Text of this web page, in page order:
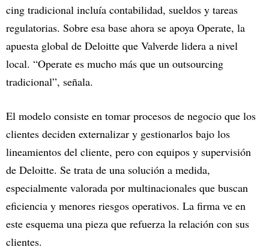
cing tradicional incluía contabilidad, sueldos y tareas
regulatorias. Sobre esa base ahora se apoya Operate, la
apuesta global de Deloitte que Valverde lidera a nivel
local. “Operate es mucho más que un outsourcing
tradicional”, señala.
El modelo consiste en tomar procesos de negocio que los
clientes deciden externalizar y gestionarlos bajo los
lineamientos del cliente, pero con equipos y supervisión
de Deloitte. Se trata de una solución a medida,
especialmente valorada por multinacionales que buscan
eficiencia y menores riesgos operativos. La firma ve en
este esquema una pieza que refuerza la relación con sus
clientes.